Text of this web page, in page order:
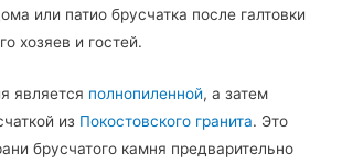
или патио брусчатка после галтовки
хозяев и гостей.
является полнопиленной, а затем
из Покостовского гранита. Это
брусчатого камня предварительно